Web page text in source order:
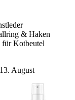
& Haken
Kotbeutel
August